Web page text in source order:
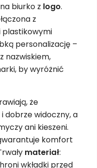
biurko z logo.
z
plastikowymi
personalizację –
z nazwiskiem,
by wyróżnić
że
dobrze widoczny, a
ani kieszeni.
komfort
materiał:
wkładki przed